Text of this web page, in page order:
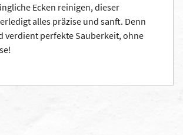
Ecken reinigen, dieser
alles präzise und sanft. Denn
verdient perfekte Sauberkeit, ohne